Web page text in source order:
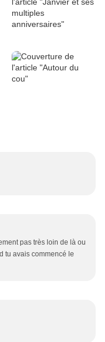
pas très loin de là ou
tu avais commencé le